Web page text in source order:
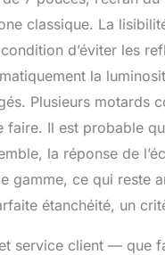
classique. La
d’éviter les
la
Plusieurs motards
faire. Il est probable
la réponse de
gamme, ce qui reste
étanchéité, un
service client — que